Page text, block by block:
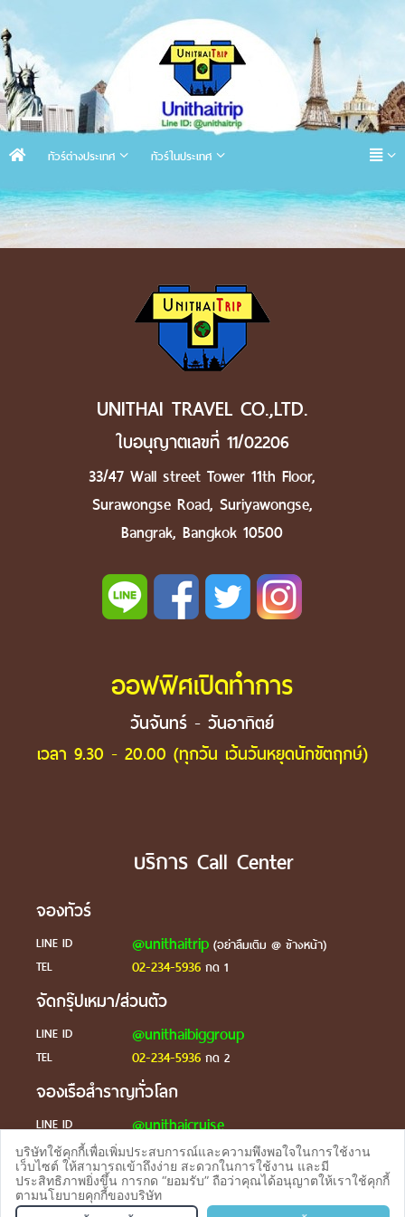
ทัวร์ต่างประเทศ ทัวร์ในประเทศ
จองทัวร TEL
UNITHAI TRAVEL CO.,LTD.
ใบอนุญาตเลขที่ 11/02206
33/47 Wall street Tower 11th Floor,
Surawongse Road, Suriyawongse,
Bangrak, Bangkok 10500
ออฟฟิศเปิดทำการ
วันจันทร์ - วันอาทิตย์
เวลา 9.30 - 20.00 (ทุกวัน เว้นวันหยุดนักขัตฤกษ์)
บริการ Call Center
จองทัวร์
LINE ID @unithaitrip(อย่าลืมเติม @ ข้างหน้า)
TEL
02-234-5936กด 1
จัดกรุ๊ปเหมา/ส่วนตัว
LINE ID @unithaibiggroup
TEL 02-234-5936กด 2
จองเรือสำราญทั่วโลก
LINE ID @unithaicruise
ร้องเรียน
LINE ID @unithaicare
บริษัทใช้คุกกี้เพื่อเพิ่มประสบการณ์และความพึงพอใจในการใช้งาน
เว็บไซต์ ให้สามารถเข้าถึงง่าย สะดวกในการใช้งาน และมี
ประสิทธิภาพยิ่งขึ้น การกด “ยอมรับ” ถือว่าคุณได้อนุญาตให้เราใช้คุกกี้
ตามนโยบายคุกกี้ของบริษัท